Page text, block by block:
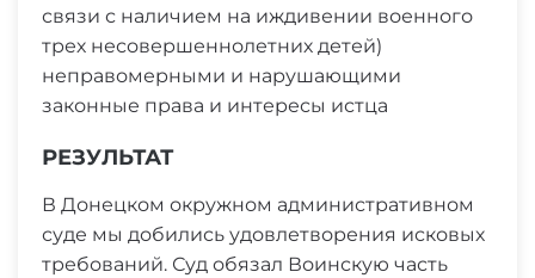
связи с наличием на иждивении военного
трех несовершеннолетних детей)
неправомерными и нарушающими
законные права и интересы истца
РЕЗУЛЬТАТ
В Донецком окружном административном
суде мы добились удовлетворения исковых
требований. Суд обязал Воинскую часть